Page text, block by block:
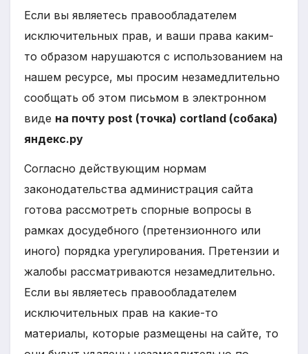
Если вы являетесь правообладателем
исключительных прав, и ваши права каким-
то образом нарушаются с использованием на
нашем ресурсе, мы просим незамедлительно
сообщать об этом письмом в электронном
виде на почту post (точка) cortland (собака)
яндекс.ру
Согласно действующим нормам
законодательства администрация сайта
готова рассмотреть спорные вопросы в
рамках досудебного (претензионного или
иного) порядка урегулирования. Претензии и
жалобы рассматриваются незамедлительно.
Если вы являетесь правообладателем
исключительных прав на какие-то
материалы, которые размещены на сайте, то